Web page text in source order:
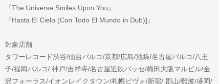
『The Universe Smiles Upon You』
『Hasta El Cielo (Con Todo El Mundo in Dub)]』
対象店舗
タワーレコード渋谷/仙台パルコ/京都/広島/池袋/名古屋パルコ/八王
子/福岡パルコ/ 神戸/吉祥寺/名古屋近鉄パッセ/梅田大阪マルビル/金
沢フォーラス/イオンレイクタウン/札幌ピヴォ/新宿/ 郡山/難波/盛岡/